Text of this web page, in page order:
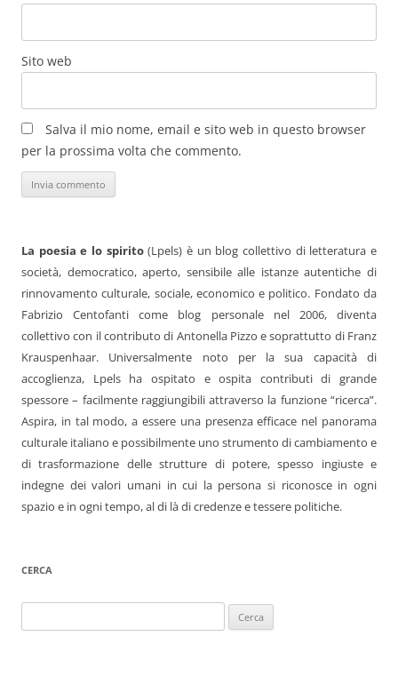
Sito web
Salva il mio nome, email e sito web in questo browser
per la prossima volta che commento.
La poesia e lo spirito(Lpels) è un blog collettivo di letteratura e
società, democratico, aperto, sensibile alle istanze autentiche di
rinnovamento culturale, sociale, economico e politico. Fondato da
Fabrizio Centofanti come blog personale nel 2006, diventa
collettivo con il contributo di Antonella Pizzo e soprattutto di Franz
Krauspenhaar. Universalmente noto per la sua capacità di
accoglienza, Lpels ha ospitato e ospita contributi di grande
spessore – facilmente raggiungibili attraverso la funzione “ricerca”.
Aspira, in tal modo, a essere una presenza efficace nel panorama
culturale italiano e possibilmente uno strumento di cambiamento e
di trasformazione delle strutture di potere, spesso ingiuste e
indegne dei valori umani in cui la persona si riconosce in ogni
spazio e in ogni tempo, al di là di credenze e tessere politiche.
CERCA
per: